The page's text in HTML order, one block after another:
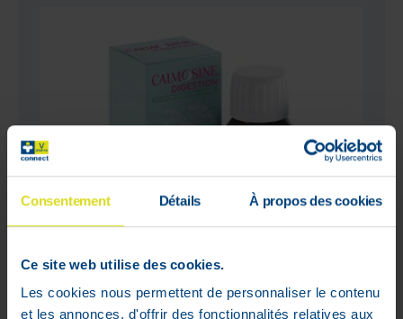
Consentement Détails À propos des cookies
Ce site web utilise des cookies.
Les cookies nous permettent de personnaliser le contenu
et les annonces, d'offrir des fonctionnalités relatives aux